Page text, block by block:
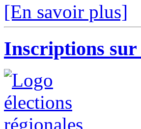
[En savoir plus]
Inscriptions sur